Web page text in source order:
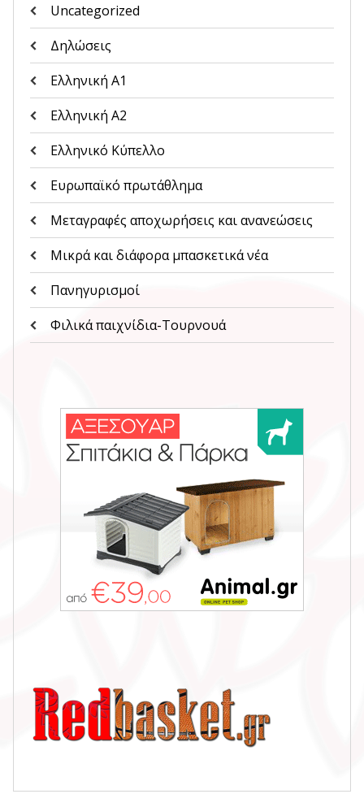
Uncategorized
Δηλώσεις
Ελληνική Α1
Ελληνική Α2
Ελληνικό Κύπελλο
Ευρωπαϊκό πρωτάθλημα
Μεταγραφές αποχωρήσεις και ανανεώσεις
Μικρά και διάφορα μπασκετικά νέα
Πανηγυρισμοί
Φιλικά παιχνίδια-Τουρνουά